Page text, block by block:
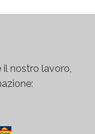
il nostro lavoro,